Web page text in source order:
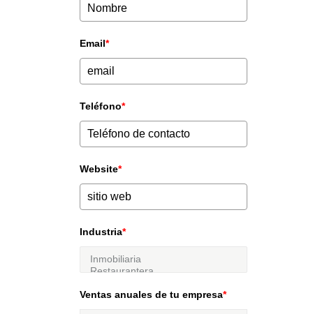
Email*
Teléfono*
Website*
Industria*
Ventas anuales de tu empresa*